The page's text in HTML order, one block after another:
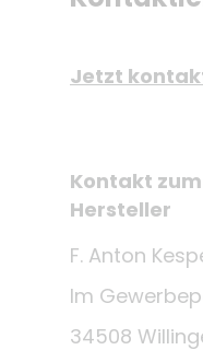
Jetzt
Kontakt zum
Hersteller
F. Anton
Im
34508